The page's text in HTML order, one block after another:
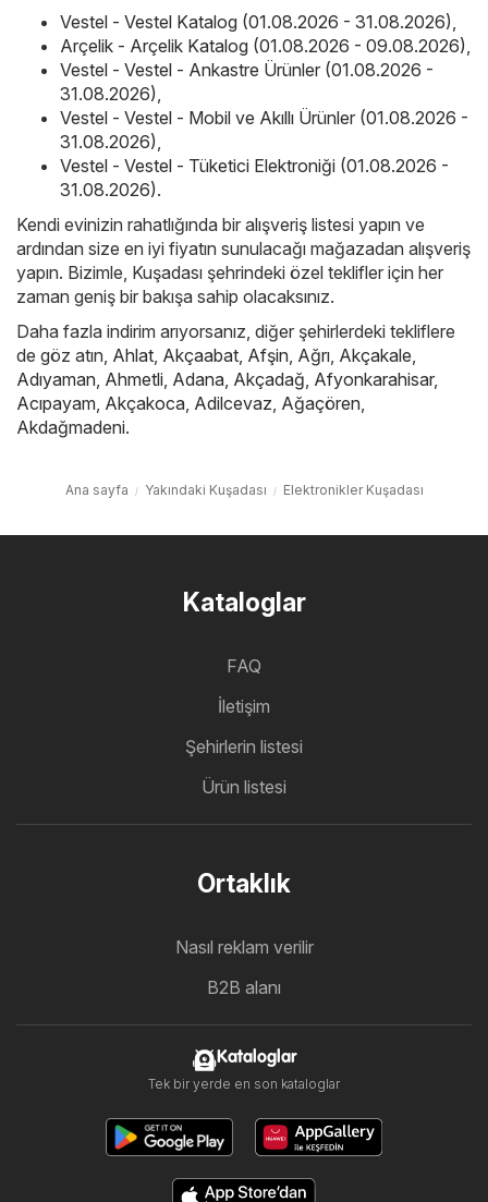
Vestel - Vestel Katalog (01.08.2026 - 31.08.2026),
Arçelik - Arçelik Katalog (01.08.2026 - 09.08.2026),
Vestel - Vestel - Ankastre Ürünler (01.08.2026 -
31.08.2026),
Vestel - Vestel - Mobil ve Akıllı Ürünler (01.08.2026 -
31.08.2026),
Vestel - Vestel - Tüketici Elektroniği (01.08.2026 -
31.08.2026).
Kendi evinizin rahatlığında bir alışveriş listesi yapın ve
ardından size en iyi fiyatın sunulacağı mağazadan alışveriş
yapın. Bizimle, Kuşadası şehrindeki özel teklifler için her
zaman geniş bir bakışa sahip olacaksınız.
Daha fazla indirim arıyorsanız, diğer şehirlerdeki tekliflere
de göz atın, Ahlat, Akçaabat, Afşin, Ağrı, Akçakale,
Adıyaman, Ahmetli, Adana, Akçadağ, Afyonkarahisar,
Acıpayam, Akçakoca, Adilcevaz, Ağaçören,
Akdağmadeni.
Ana sayfa Yakındaki Kuşadası Elektronikler Kuşadası
Kataloglar
FAQ
İletişim
Şehirlerin listesi
Ürün listesi
Ortaklık
Nasıl reklam verilir
B2B alanı
Kataloglar
Tek bir yerde en son kataloglar